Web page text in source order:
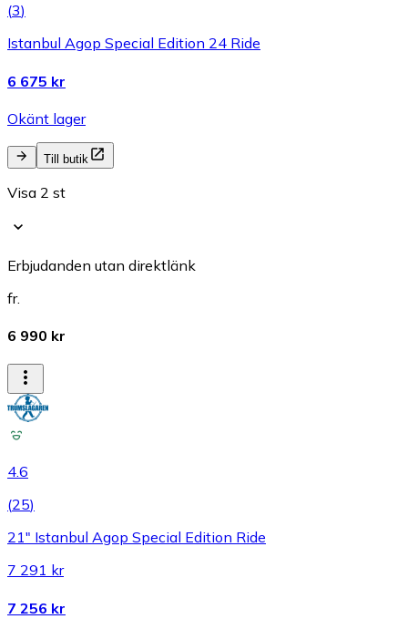
(3)
Istanbul Agop Special Edition 24 Ride
6 675 kr
Okänt lager
Till butik
Visa 2 st
Erbjudanden utan direktlänk
fr.
6 990 kr
4.6
(25)
21″ Istanbul Agop Special Edition Ride
7 291 kr
7 256 kr